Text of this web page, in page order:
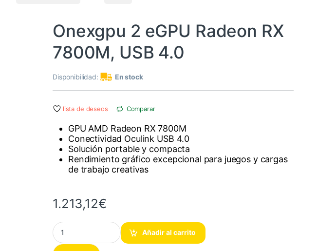
Onexgpu 2 eGPU Radeon RX
7800M, USB 4.0
Disponibilidad: En stock
lista de deseos Comparar
GPU AMD Radeon RX 7800M
Conectividad Oculink USB 4.0
Solución portable y compacta
Rendimiento gráfico excepcional para juegos y cargas
de trabajo creativas
1.213,12€
Onexgpu 2 eGPU Radeon RX 7800M, USB 4.0 cantidad
Añadir al carrito